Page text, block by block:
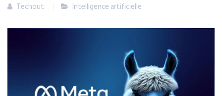
Techout Intelligence artificielle